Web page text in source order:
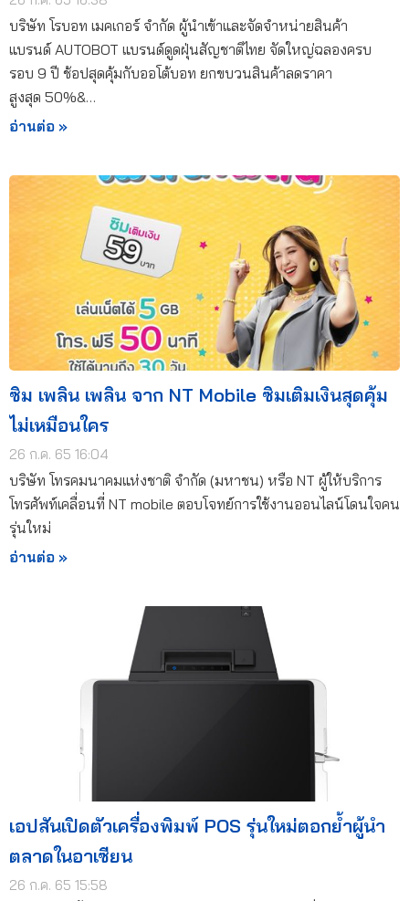
บริษัท โรบอท เมคเกอร์ จำกัด ผู้นำเข้าและจัดจำหน่ายสินค้า
แบรนด์ AUTOBOT แบรนด์ดูดฝุ่นสัญชาติไทย จัดใหญ่ฉลองครบ
รอบ 9 ปี ช้อปสุดคุ้มกับออโต้บอท ยกขบวนสินค้าลดราคา
สูงสุด 50%&…
อ่านต่อ »
ซิม เพลิน เพลิน จาก NT Mobile ซิมเติมเงินสุดคุ้ม
ไม่เหมือนใคร
26 ก.ค. 65 16:04
บริษัท โทรคมนาคมแห่งชาติ จำกัด (มหาชน) หรือ NT ผู้ให้บริการ
โทรศัพท์เคลื่อนที่ NT mobile ตอบโจทย์การใช้งานออนไลน์โดนใจคน
รุ่นใหม่
อ่านต่อ »
เอปสันเปิดตัวเครื่องพิมพ์ POS รุ่นใหม่ตอกย้ำผู้นำ
ตลาดในอาเซียน
26 ก.ค. 65 15:58